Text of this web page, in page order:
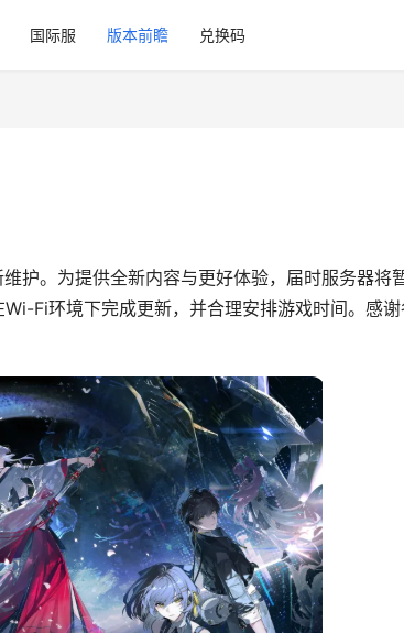
国际服 版本前瞻 兑换码
维护。为提供全新内容与更好体验，届时服务器将
Fi环境下完成更新，并合理安排游戏时间。感